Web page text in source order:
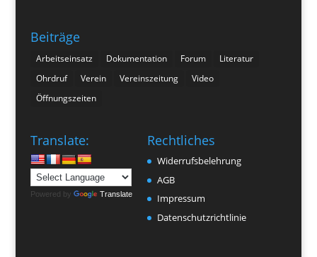
Beiträge
Arbeitseinsatz Dokumentation Forum
Literatur
Ohrdruf
Verein Vereinszeitung
Video
Öffnungszeiten
Translate:
Powered by Translate
Rechtliches
Widerrufsbelehrung
AGB
Impressum
Datenschutzrichtlinie